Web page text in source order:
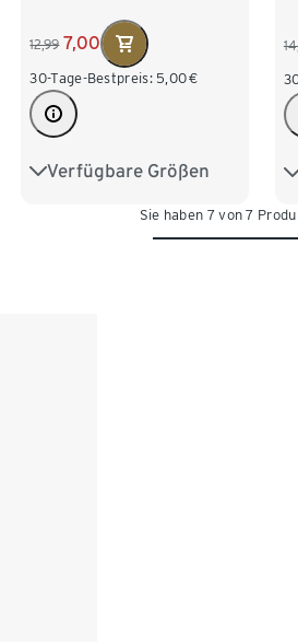
12,99 7,00
30-Tage-Bestpreis: 5,00€
Verfügbare Größen
122/128 134/140
158/164
Sie haben 7 von 7